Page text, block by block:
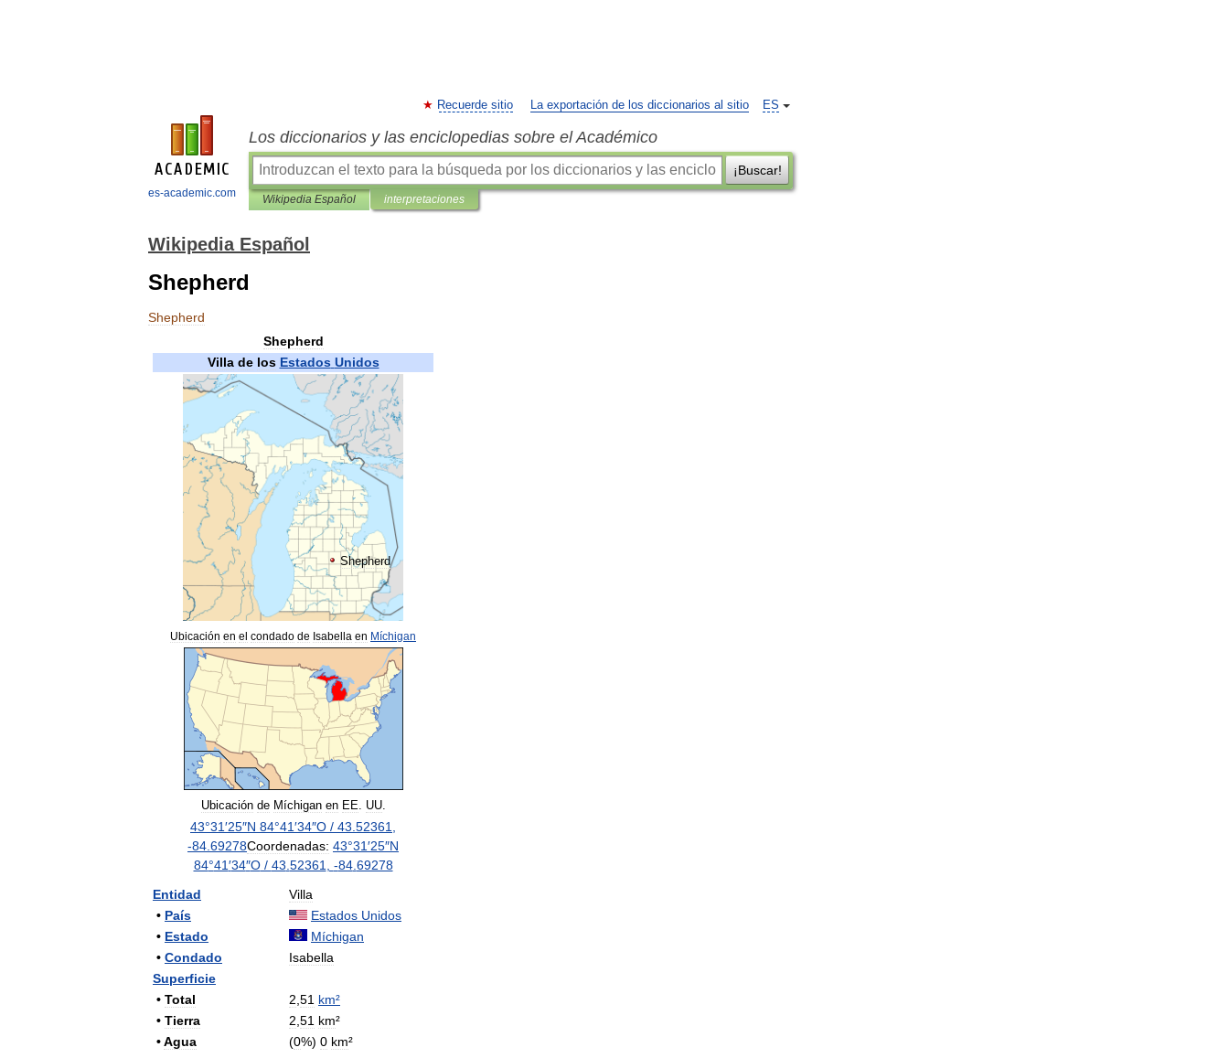
es-academic.com
ES
Recuerde sitio La exportación de los diccionarios al sitio
Los diccionarios y las enciclopedias sobre el Académico
¡Buscar!
Wikipedia Español interpretaciones
Wikipedia Español
Shepherd
Shepherd
Shepherd
Villa de los Estados Unidos
Shepherd
Ubicación en el condado de Isabella en Míchigan
Ubicación de Míchigan en EE. UU.
43°31′25″N 84°41′34″O / 43 52361
-84 69278Coordenadas: 43°31′25″N
84°41′34″O/ 43 52361 -84. 69278
Entidad
Villa
• País Estados Unidos
• Estado
Míchigan
• Condado
Isabella
Superficie
• Total 2 51 km²
• Tierra 2 51 km²
•Agua (0%) 0 km²